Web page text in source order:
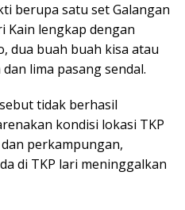
berupa satu set Galangan
Kain lengkap dengan
dua buah buah kisa atau
lima pasang sendal.
tidak berhasil
kondisi lokasi TKP
perkampungan,
di TKP lari meninggalkan